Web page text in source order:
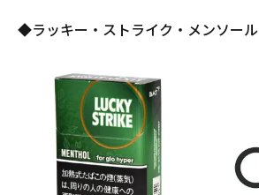
◆ラッキー・ストライク・メンソール